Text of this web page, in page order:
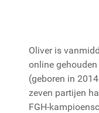
Oliver is
online
(geboren in
zeven partijen
FGH-